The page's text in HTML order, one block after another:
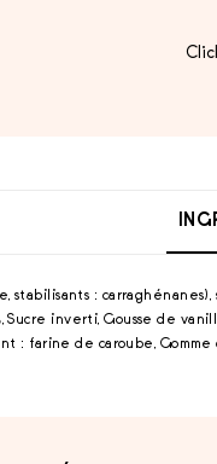
stabilisants :
Sucre inverti, Gousse de
: farine de caroube, Gomme